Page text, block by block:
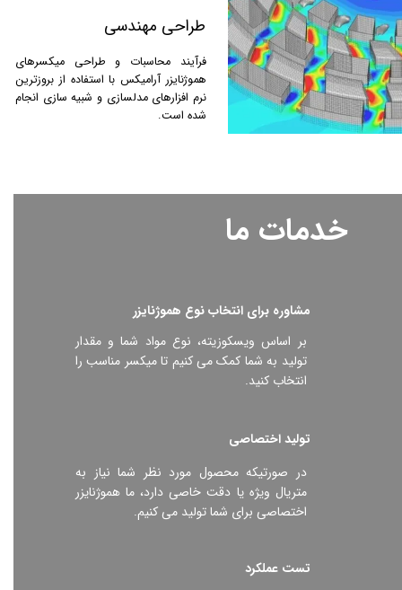
طراحی مهندسی
فرآیند محاسبات و طراحی میکسرهای
هموژنایزر آرامیکس با استفاده از بروزترین
نرم افزارهای مدلسازی و شبیه سازی انجام
شده است.
خدمات ما
مشاوره برای انتخاب نوع هموژنایزر
بر اساس ویسکوزیته، نوع مواد شما و مقدار
تولید به شما کمک می کنیم تا میکسر مناسب را
انتخاب کنید.
در صورتیکه محصول مورد نظر شما نیاز به
متریال ویژه یا دقت خاصی دارد، ما هموژنایزر
اختصاصی برای شما تولید می کنیم.
تولید اختصاصی
تست عملکرد